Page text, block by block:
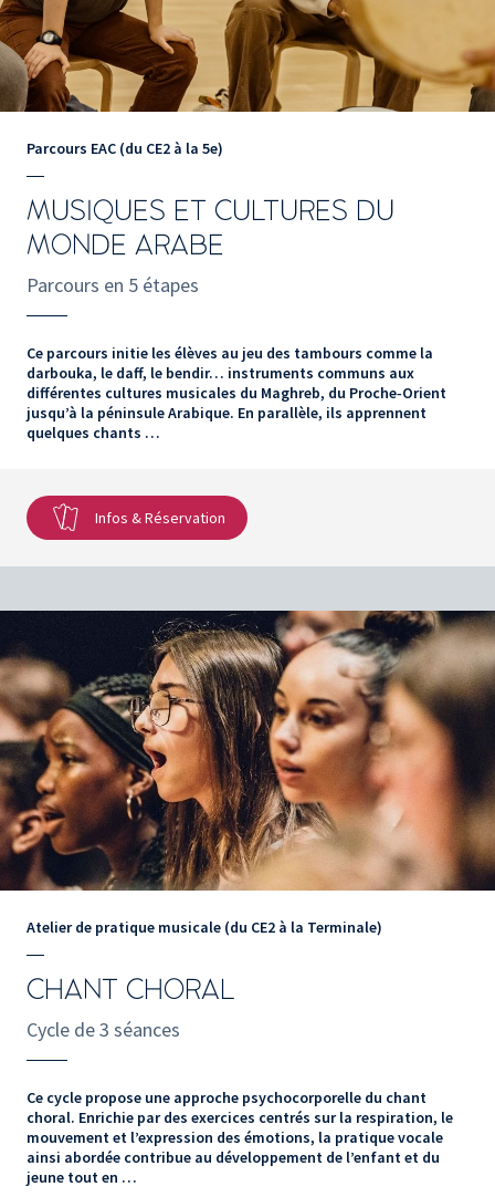
Parcours EAC (du CE2 à la 5e)
MUSIQUES ET CULTURES DU
MONDE ARABE
Parcours en 5 étapes
Ce parcours initie les élèves au jeu des tambours comme la
darbouka, le daff, le bendir… instruments communs aux
différentes cultures musicales du Maghreb, du Proche‑Orient
jusqu’à la péninsule Arabique. En parallèle, ils apprennent
quelques chants …
Infos & Réservation
Atelier de pratique musicale (du CE2 à la Terminale)
CHANT CHORAL
Cycle de 3 séances
Ce cycle propose une approche psychocorporelle du chant
choral. Enrichie par des exercices centrés sur la respiration, le
mouvement et l’expression des émotions, la pratique vocale
ainsi abordée contribue au développement de l’enfant et du
jeune tout en …